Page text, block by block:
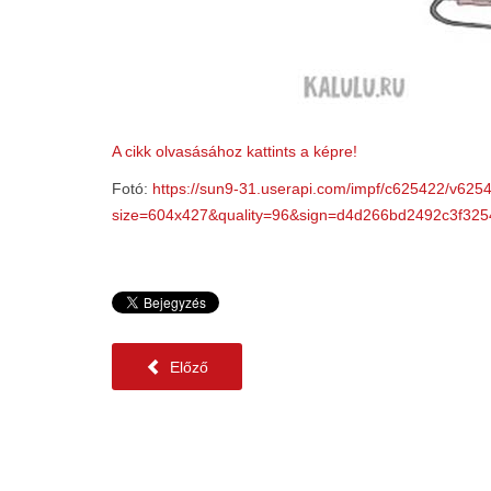
A cikk olvasásához kattints a képre!
Fotó: https://sun9-31.userapi.com/impf/c625422/
Előző